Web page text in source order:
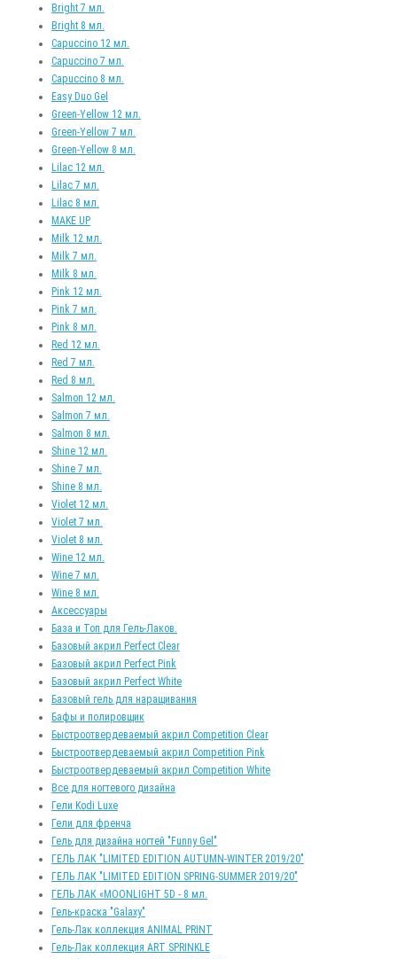
Bright 7 мл.
Bright 8 мл.
Capuccino 12 мл.
Capuccino 7 мл.
Capuccino 8 мл.
Easy Duo Gel
Green-Yellow 12 мл.
Green-Yellow 7 мл.
Green-Yellow 8 мл.
Lilac 12 мл.
Lilac 7 мл.
Lilac 8 мл.
MAKE UP
Milk 12 мл.
Milk 7 мл.
Milk 8 мл.
Pink 12 мл.
Pink 7 мл.
Pink 8 мл.
Red 12 мл.
Red 7 мл.
Red 8 мл.
Salmon 12 мл.
Salmon 7 мл.
Salmon 8 мл.
Shine 12 мл.
Shine 7 мл.
Shine 8 мл.
Violet 12 мл.
Violet 7 мл.
Violet 8 мл.
Wine 12 мл.
Wine 7 мл.
Wine 8 мл.
Аксессуары
База и Топ для Гель-Лаков.
Базовый акрил Perfect Clear
Базовый акрил Perfect Pink
Базовый акрил Perfect White
Базовый гель для наращивания
Бафы и полировщик
Быстроотвердеваемый акрил Competition Clear
Быстроотвердеваемый акрил Competition Pink
Быстроотвердеваемый акрил Competition White
Все для ногтевого дизайна
Гели Kodi Luxe
Гели для френча
Гель для дизайна ногтей "Funny Gel"
ГЕЛЬ ЛАК "LIMITED EDITION AUTUMN-WINTER 2019/20"
ГЕЛЬ ЛАК "LIMITED EDITION SPRING-SUMMER 2019/20"
ГЕЛЬ ЛАК «MOONLIGHT 5D - 8 мл.
Гель-краска "Galaxy"
Гель-Лак коллекция ANIMAL PRINT
Гель-Лак коллекция ART SPRINKLE